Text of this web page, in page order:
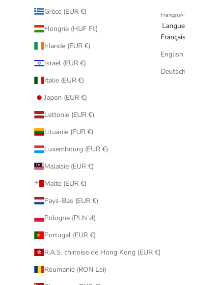
Grèce (EUR €)
Hongrie (HUF Ft)
Irlande (EUR €)
Israël (EUR €)
Italie (EUR €)
Japon (EUR €)
Lettonie (EUR €)
Lituanie (EUR €)
Luxembourg (EUR €)
Malaisie (EUR €)
Malte (EUR €)
Pays-Bas (EUR €)
Pologne (PLN zł)
Portugal (EUR €)
R.A.S. chinoise de Hong Kong (EUR €)
Roumanie (RON Lei)
Français
Langue
Français
English
Deutsch